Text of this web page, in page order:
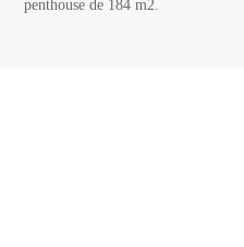
penthouse de 184 m2.